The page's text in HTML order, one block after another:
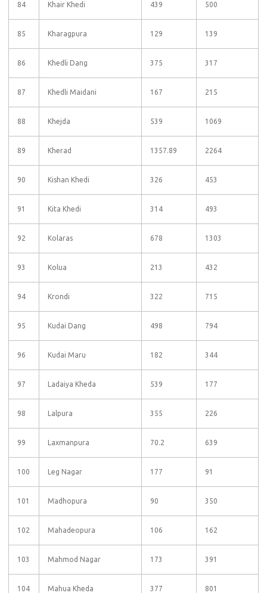
84 Khair Khedi 439 500
85 Kharagpura 129 139
86 Khedli Dang 375 317
87 Khedli Maidani 167 215
88 Khejda 539 1069
89 Kherad 1357.89 2264
90 Kishan Khedi 326 453
91 Kita Khedi 314 493
92 Kolaras 678 1303
93 Kolua 213 432
94 Krondi 322 715
95 Kudai Dang 498 794
96 Kudai Maru 182 344
97 Ladaiya Kheda 539 177
98 Lalpura 355 226
99 Laxmanpura 70.2 639
100 Leg Nagar 177 91
101 Madhopura 90 350
102 Mahadeopura 106 162
103 Mahmod Nagar 173 391
104 Mahua Kheda 377 801